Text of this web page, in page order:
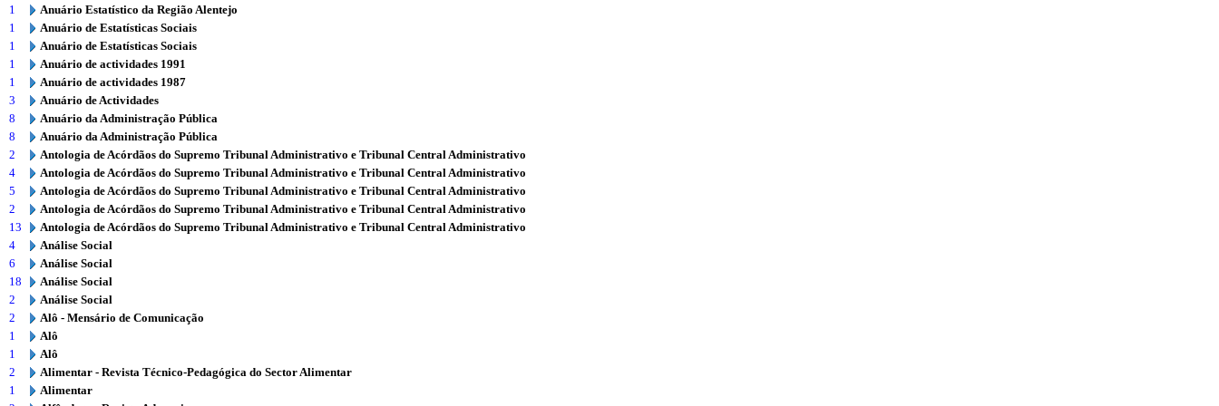
1
Anuário Estatístico da Região Alentejo
1
Anuário de Estatísticas Sociais
1
Anuário de Estatísticas Sociais
1
Anuário de actividades 1991
1
Anuário de actividades 1987
3
Anuário de Actividades
8
Anuário da Administração Pública
8
Anuário da Administração Pública
2
Antologia de Acórdãos do Supremo Tribunal Administrativo e Tribunal Central Administrativo
4
Antologia de Acórdãos do Supremo Tribunal Administrativo e Tribunal Central Administrativo
5
Antologia de Acórdãos do Supremo Tribunal Administrativo e Tribunal Central Administrativo
2
Antologia de Acórdãos do Supremo Tribunal Administrativo e Tribunal Central Administrativo
13
Antologia de Acórdãos do Supremo Tribunal Administrativo e Tribunal Central Administrativo
4
Análise Social
6
Análise Social
18
Análise Social
2
Análise Social
2
Alô - Mensário de Comunicação
1
Alô
1
Alô
2
Alimentar - Revista Técnico-Pedagógica do Sector Alimentar
1
Alimentar